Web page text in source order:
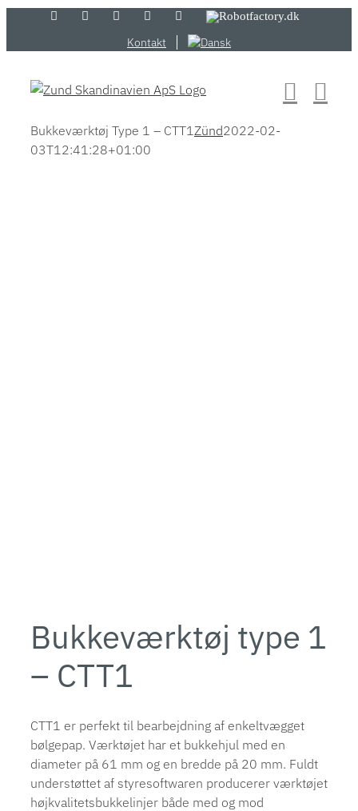
content
LinkedInYouTubeFlickr Email
Zünd
Store
Robotfactory.dk
Kontakt
Bukkeværktøj Type 1 – CTT1Zünd2022-02-
03T12:41:28+01:00
Bukkeværktøj type 1
– CTT1
CTT1 er perfekt til bearbejdning af enkeltvægget
bølgepap. Værktøjet har et bukkehjul med en
diameter på 61 mm og en bredde på 20 mm. Fuldt
understøttet af styresoftwaren producerer værktøjet
højkvalitetsbukkelinjer både med og mod